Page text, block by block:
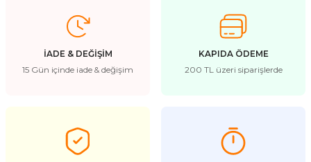
İADE & DEĞİŞİM
15 Gün içinde iade & değişim
KAPIDA ÖDEME
200 TL üzeri siparişlerde